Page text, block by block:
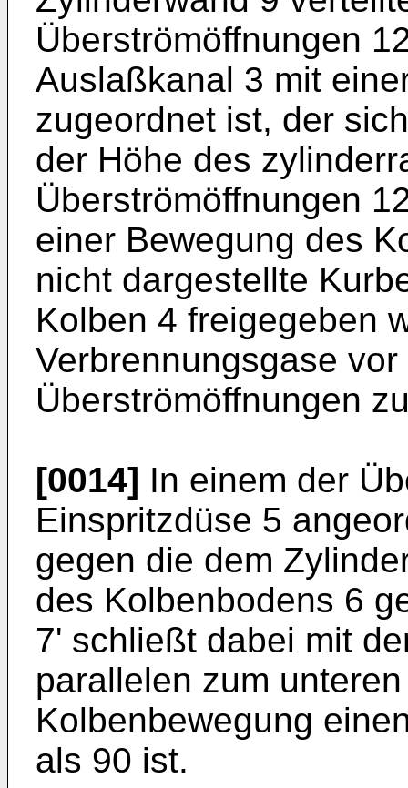
Überströmöffnungen
Auslaßkanal 3 mit
zugeordnet ist, der
der Höhe des
Überströmöffnungen
einer Bewegung des
nicht dargestellte
Kolben 4 freigegeben
Verbrennungsgase
Überströmöffnungen
[0014] In einem der
Einspritzdüse 5
gegen die dem
des Kolbenbodens 6
7' schließt dabei mit
parallelen zum
Kolbenbewegung
als 90 ist.